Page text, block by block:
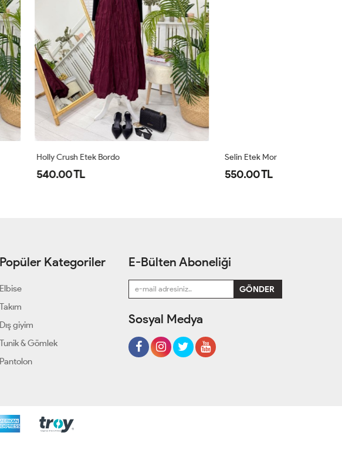
Etek Bordo
Popüler Kategoriler
Elbise
Takım
Dış giyim
Tunik & Gömlek
Pantolon
E-Bülten Aboneliği
Sosyal Medya